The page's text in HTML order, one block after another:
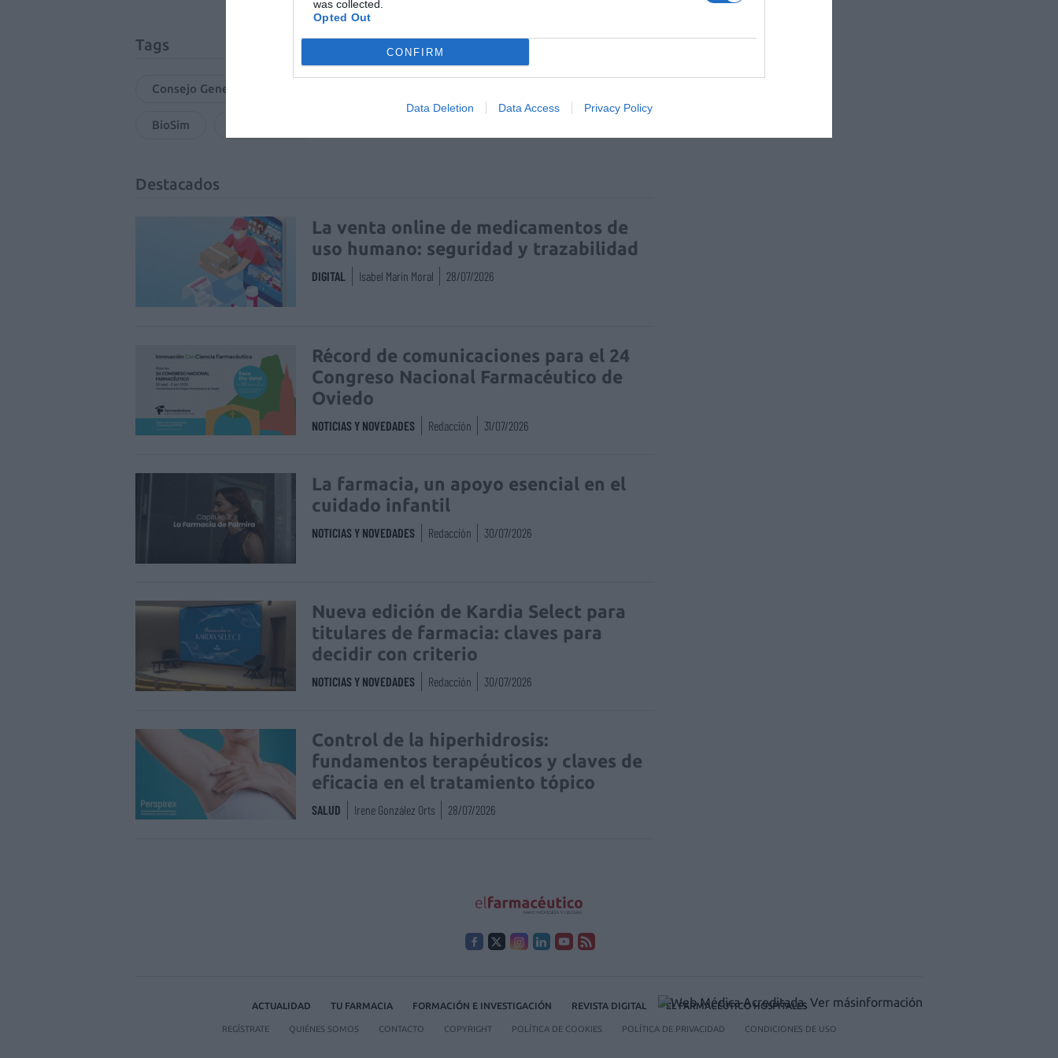
was collected.
Opted Out
CONFIRM
Data Deletion Data Access Privacy Policy
Tags
Consejo General de Colegios Farmacéuticos
BioSim
Destacados
La venta online de medicamentos de
uso humano: seguridad y trazabilidad
DIGITAL Isabel Marín Moral 28/07/2026
Récord de comunicaciones para el 24
Congreso Nacional Farmacéutico de
Oviedo
NOTICIAS Y NOVEDADES Redacción 31/07/2026
La farmacia, un apoyo esencial en el
cuidado infantil
NOTICIAS Y NOVEDADES Redacción 30/07/2026
Nueva edición de Kardia Select para
titulares de farmacia: claves para
decidir con criterio
NOTICIAS Y NOVEDADES Redacción 30/07/2026
Control de la hiperhidrosis:
fundamentos terapéuticos y claves de
eficacia en el tratamiento tópico
SALUD Irene González Orts 28/07/2026
ACTUALIDAD TU FARMACIA FORMACIÓN E INVESTIGACIÓN REVISTA DIGITAL EL FARMACÉUTICO HOSPITALES
REGÍSTRATE QUIÉNES SOMOS CONTACTO COPYRIGHT POLÍTICA DE COOKIES POLÍTICA DE PRIVACIDAD CONDICIONES DE USO